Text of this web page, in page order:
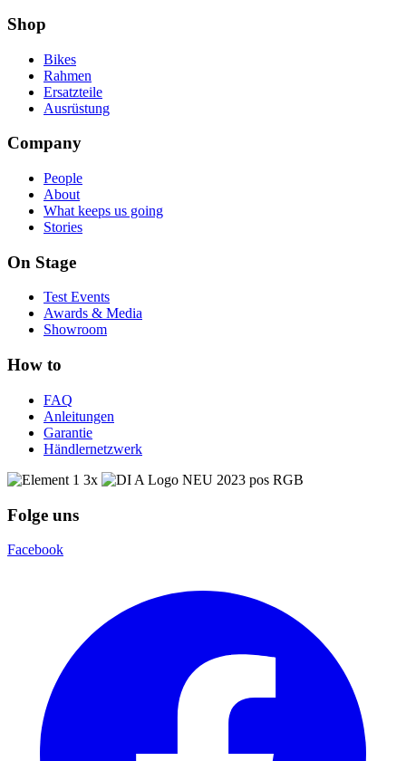
Shop
Bikes
Rahmen
Ersatzteile
Ausrüstung
Company
People
About
What keeps us going
Stories
On Stage
Test Events
Awards & Media
Showroom
How to
FAQ
Anleitungen
Garantie
Händlernetzwerk
Folge uns
Facebook